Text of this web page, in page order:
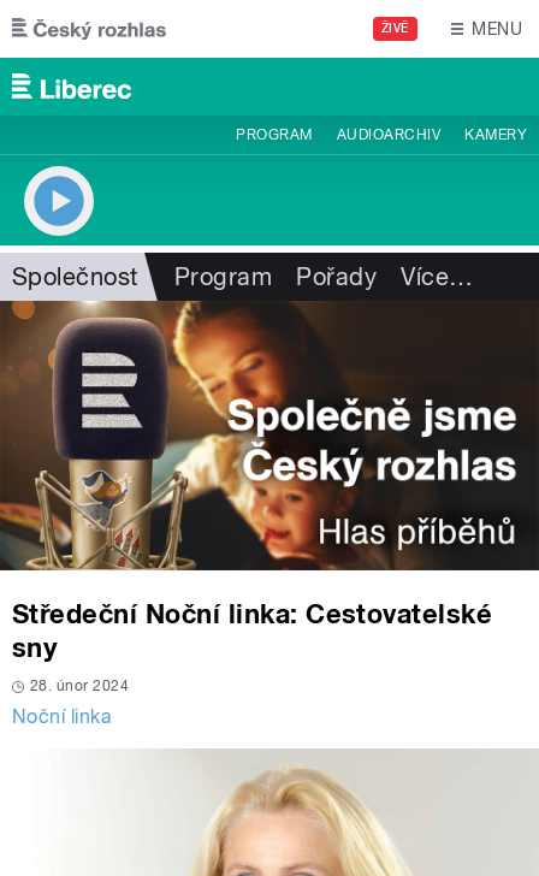
Přejít k hlavnímu obsahu
ŽIVĚ MENU
PROGRAM AUDIOARCHIV KAMERY
Společnost Program Pořady Více…
Středeční Noční linka: Cestovatelské
sny
28. únor 2024
Noční linka